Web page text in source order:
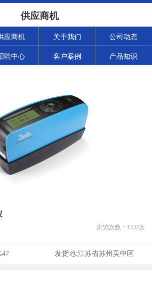
供应商机
应商机 关于我们 公司动态
聘中心 客户案例 产品知识
浏览次数： 1332次
发货地:江苏省苏州吴中区